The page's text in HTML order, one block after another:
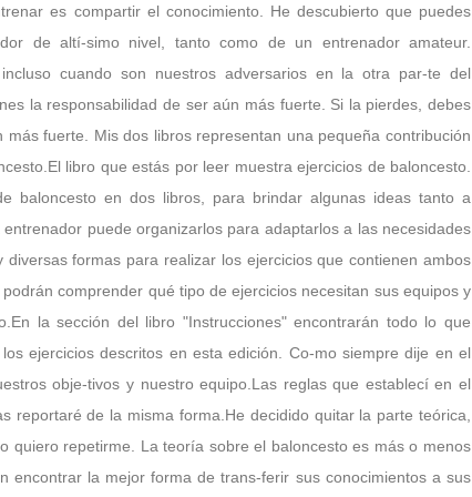
es compartir el conocimiento. He descubierto que puedes
de altí-simo nivel, tanto como de un entrenador amateur.
cuando son nuestros adversarios en la otra par-te del
la responsabilidad de ser aún más fuerte. Si la pierdes, debes
fuerte. Mis dos libros representan una pequeña contribución
libro que estás por leer muestra ejercicios de baloncesto.
baloncesto en dos libros, para brindar algunas ideas tanto a
puede organizarlos para adaptarlos a las necesidades
formas para realizar los ejercicios que contienen ambos
comprender qué tipo de ejercicios necesitan sus equipos y
la sección del libro "Instrucciones" encontrarán todo lo que
ejercicios descritos en esta edición. Co-mo siempre dije en el
obje-tivos y nuestro equipo.Las reglas que establecí en el
reportaré de la misma forma.He decidido quitar la parte teórica,
quiero repetirme. La teoría sobre el baloncesto es más o menos
encontrar la mejor forma de trans-ferir sus conocimientos a sus